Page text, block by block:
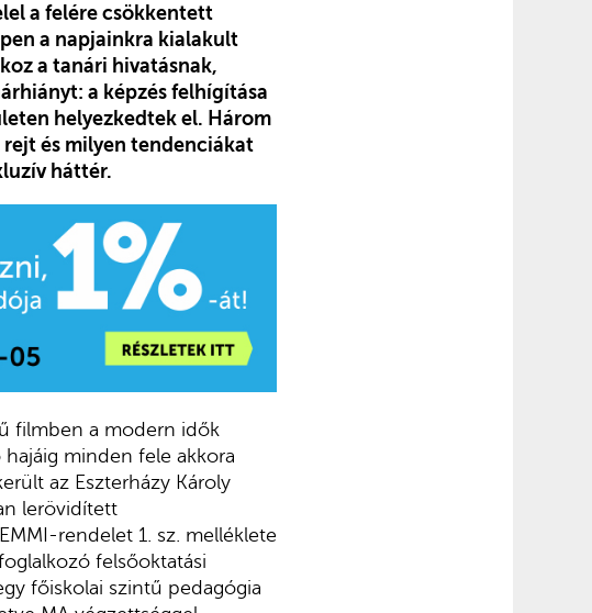
a felére csökkentett
a napjainkra kialakult
a tanári hivatásnak,
a képzés felhígítása
helyezkedtek el. Három
és milyen tendenciákat
háttér.
filmben a modern idők
minden fele akkora
az Eszterházy Károly
lerövidített
rendelet 1. sz. melléklete
felsőoktatási
főiskolai szintű pedagógia